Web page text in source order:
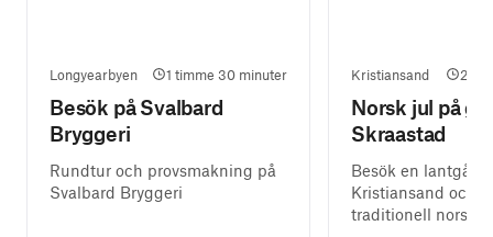
Longyearbyen 1 timme 30 minuter
Besök på Svalbard
Bryggeri
Rundtur och provsmakning på
Svalbard Bryggeri
Kristiansand 2
Norsk jul på
Skraastad
Besök en lantgård
Kristiansand och
traditionell norsk